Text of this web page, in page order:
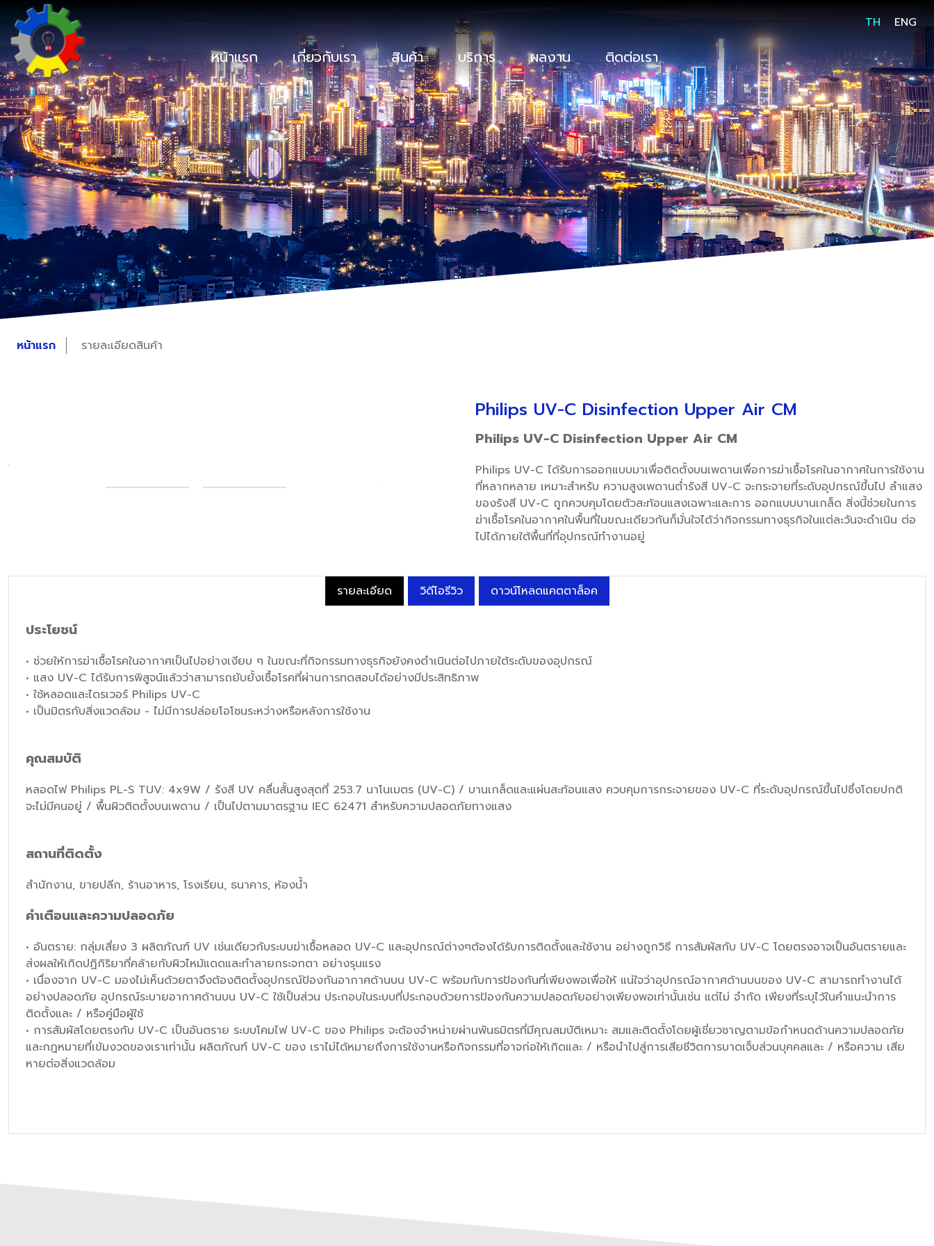
TH ENG
หน้าแรก เกี่ยวกับเรา สินค้า บริการ ผลงาน ติดต่อเรา
หน้าแรก รายละเอียดสินค้า
Philips UV-C Disinfection Upper Air CM
Philips UV-C Disinfection Upper Air CM
Philips UV-C ได้รับการออกแบบมาเพื่อติดตั้งบนเพดานเพื่อการฆ่าเชื้อโรคในอากาศในการใช้งาน
ที่หลากหลาย เหมาะสำหรับ ความสูงเพดานต่ำรังสี UV-C จะกระจายที่ระดับอุปกรณ์ขึ้นไป ลำแสง
ของรังสี UV-C ถูกควบคุมโดยตัวสะท้อนแสงเฉพาะและการ ออกแบบบานเกล็ด สิ่งนี้ช่วยในการ
ฆ่าเชื้อโรคในอากาศในพื้นที่ในขณะเดียวกันก็มั่นใจได้ว่ากิจกรรมทางธุรกิจในแต่ละวันจะดำเนิน ต่อ
ไปได้ภายใต้พื้นที่ที่อุปกรณ์ทำงานอยู่
รายละเอียด วิดีโอรีวิว ดาวน์โหลดแคตตาล็อค
ประโยชน์
• ช่วยให้การฆ่าเชื้อโรคในอากาศเป็นไปอย่างเงียบ ๆ ในขณะที่กิจกรรมทางธุรกิจยังคงดำเนินต่อไปภายใต้ระดับของอุปกรณ์
• แสง UV-C ได้รับการพิสูจน์แล้วว่าสามารถยับยั้งเชื้อโรคที่ผ่านการทดสอบได้อย่างมีประสิทธิภาพ
• ใช้หลอดและไดรเวอร์ Philips UV-C
• เป็นมิตรกับสิ่งแวดล้อม - ไม่มีการปล่อยโอโซนระหว่างหรือหลังการใช้งาน
คุณสมบัติ
หลอดไฟ Philips PL-S TUV: 4x9W / รังสี UV คลื่นสั้นสูงสุดที่ 253.7 นาโนเมตร (UV-C) / บานเกล็ดและแผ่นสะท้อนแสง ควบคุมการกระจายของ UV-C ที่ระดับอุปกรณ์ขึ้นไปซึ่งโดยปกติ
จะไม่มีคนอยู่ / พื้นผิวติดตั้งบนเพดาน / เป็นไปตามมาตรฐาน IEC 62471 สําหรับความปลอดภัยทางแสง
สถานที่ติดตั้ง
สำนักงาน, ขายปลีก, ร้านอาหาร, โรงเรียน, ธนาคาร, ห้องน้ำ
คำเตือนและความปลอดภัย
• อันตราย: กลุ่มเสี่ยง 3 ผลิตภัณฑ์ UV เช่นเดียวกับระบบฆ่าเชื้อหลอด UV-C และอุปกรณ์ต่างๆต้องได้รับการติดตั้งและใช้งาน อย่างถูกวิธี การสัมผัสกับ UV-C โดยตรงอาจเป็นอันตรายและ
ส่งผลให้เกิดปฏิกิริยาที่คล้ายกับผิวไหม้แดดและทำลายกระจกตา อย่างรุนแรง
• เนื่องจาก UV-C มองไม่เห็นด้วยตาจึงต้องติดตั้งอุปกรณ์ป้องกันอากาศด้านบน UV-C พร้อมกับการป้องกันที่เพียงพอเพื่อให้ แน่ใจว่าอุปกรณ์อากาศด้านบนของ UV-C สามารถทํางานได้
อย่างปลอดภัย อุปกรณ์ระบายอากาศด้านบน UV-C ใช้เป็นส่วน ประกอบในระบบที่ประกอบด้วยการป้องกันความปลอดภัยอย่างเพียงพอเท่านั้นเช่น แต่ไม่ จำกัด เพียงที่ระบุไว้ในคำแนะนำการ
ติดตั้งและ / หรือคู่มือผู้ใช้
• การสัมผัสโดยตรงกับ UV-C เป็นอันตราย ระบบโคมไฟ UV-C ของ Philips จะต้องจำหน่ายผ่านพันธมิตรที่มีคุณสมบัติเหมาะ สมและติดตั้งโดยผู้เชี่ยวชาญตามข้อกำหนดด้านความปลอดภัย
และกฎหมายที่เข้มงวดของเราเท่านั้น ผลิตภัณฑ์ UV-C ของ เราไม่ได้หมายถึงการใช้งานหรือกิจกรรมที่อาจก่อให้เกิดและ / หรือนำไปสู่การเสียชีวิตการบาดเจ็บส่วนบุคคลและ / หรือความ เสีย
หายต่อสิ่งแวดล้อม